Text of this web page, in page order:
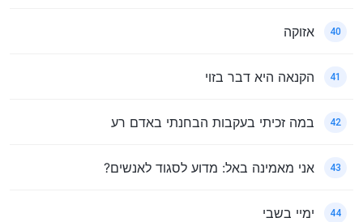
40 אזוקה
41 הקנאה היא דבר בזוי
42 במה זכיתי בעקבות הבחנתי באדם רע
43 אני מאמינה באל: מדוע לסגוד לאנשים?
44 ימיי בשבי